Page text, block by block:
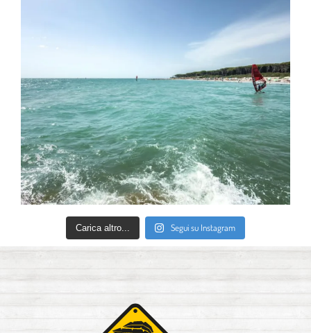
Carica altro... Segui su Instagram